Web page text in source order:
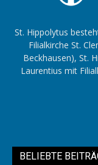
St. Hippolytus
Filialkirche St.
Beckhausen), St.
Laurentius mit
BELIEBTE